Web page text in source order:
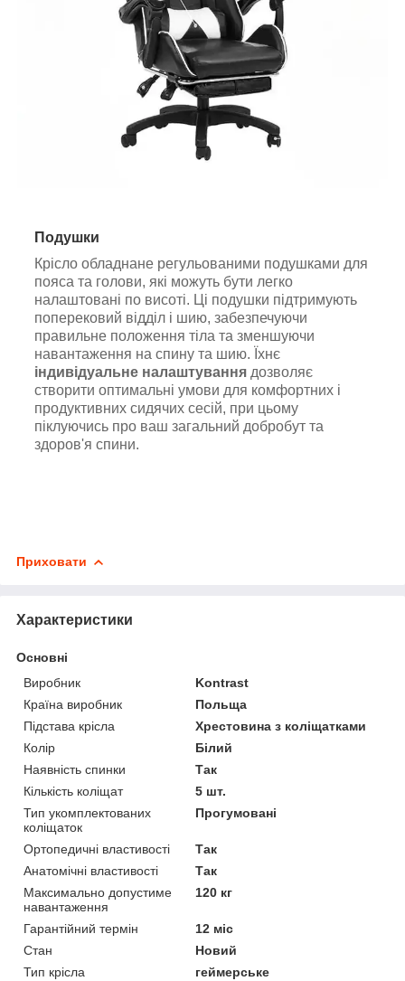
Подушки
Крісло обладнане регульованими подушками для
пояса та голови, які можуть бути легко
налаштовані по висоті. Ці подушки підтримують
поперековий відділ і шию, забезпечуючи
правильне положення тіла та зменшуючи
навантаження на спину та шию. Їхнє
індивідуальне налаштування дозволяє
створити оптимальні умови для комфортних і
продуктивних сидячих сесій, при цьому
піклуючись про ваш загальний добробут та
здоров'я спини.
Приховати
Характеристики
Основні
Виробник
Kontrast
Країна виробник
Польща
Підстава крісла
Хрестовина з коліщатками
Колір
Білий
Наявність спинки
Так
Кількість коліщат
5 шт.
Тип укомплектованих
коліщаток
Прогумовані
Ортопедичні властивості
Так
Анатомічні властивості
Так
Максимально допустиме
навантаження
120 кг
Гарантійний термін
12 міс
Стан
Новий
Тип крісла
геймерське